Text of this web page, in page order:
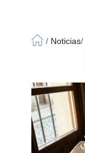
/ Noticias/